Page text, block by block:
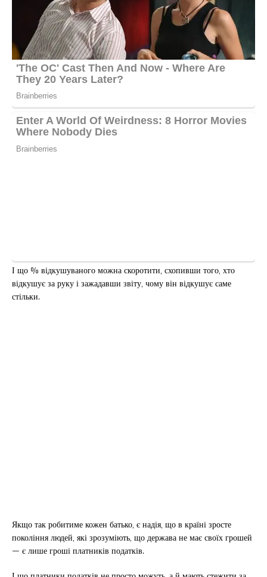
І що % відкушуваного можна скоротити, схопивши того, хто
відкушує за руку і зажадавши звіту, чому він відкушує саме
стільки.
Якщо так робитиме кожен батько, є надія, що в країні зросте
покоління людей, які зрозуміють, що держава не має своїх грошей
— є лише гроші платників податків.